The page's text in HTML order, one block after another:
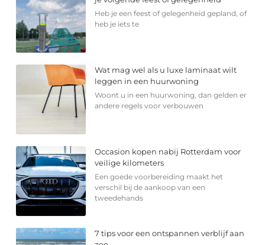
Heb je een feest of gelegenheid gepland, of
heb je iets te
Wat mag wel als u luxe laminaat wilt
leggen in een huurwoning
Woont u in een huurwoning, dan gelden er
andere regels voor verbouwen
Occasion kopen nabij Rotterdam voor
veilige kilometers
Een goede voorbereiding maakt het
verschil bij de aankoop van een
tweedehands
7 tips voor een ontspannen verblijf aan